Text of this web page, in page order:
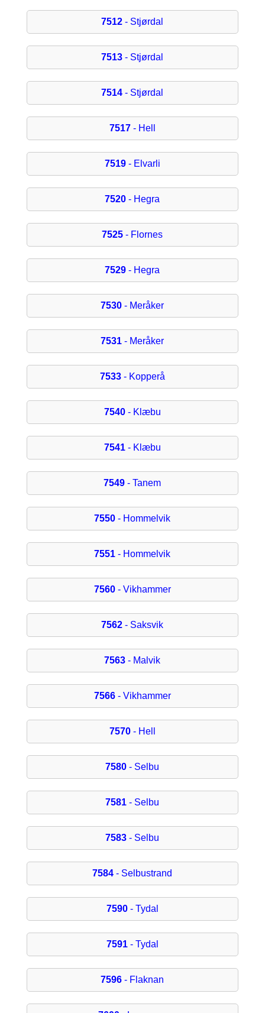
7512 - Stjørdal
7513 - Stjørdal
7514 - Stjørdal
7517- Hell
7519- Elvarli
7520 - Hegra
7525 - Flornes
7529 - Hegra
7530 - Meråker
7531 - Meråker
7533- Kopperå
7540- Klæbu
7541- Klæbu
7549 - Tanem
7550 - Hommelvik
7551 - Hommelvik
7560- Vikhammer
7562 - Saksvik
7563 - Malvik
7566- Vikhammer
7570- Hell
7580 - Selbu
7581 - Selbu
7583 - Selbu
7584 - Selbustrand
7590- Tydal
7591- Tydal
7596 - Flaknan